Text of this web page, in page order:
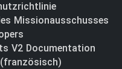
Missionausschusses
V2 Documentation